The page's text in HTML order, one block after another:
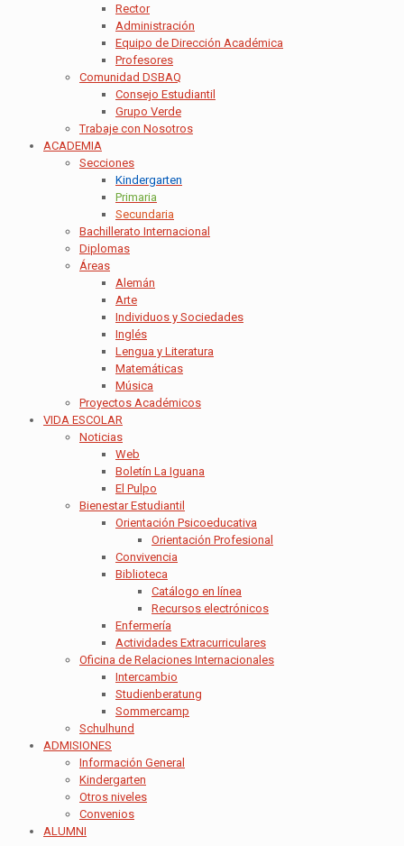
Rector
Administración
Equipo de Dirección Académica
Profesores
Comunidad DSBAQ
Consejo Estudiantil
Grupo Verde
Trabaje con Nosotros
ACADEMIA
Secciones
Kindergarten
Primaria
Secundaria
Bachillerato Internacional
Diplomas
Áreas
Alemán
Arte
Individuos y Sociedades
Inglés
Lengua y Literatura
Matemáticas
Música
Proyectos Académicos
VIDA ESCOLAR
Noticias
Web
Boletín La Iguana
El Pulpo
Bienestar Estudiantil
Orientación Psicoeducativa
Orientación Profesional
Convivencia
Biblioteca
Catálogo en línea
Recursos electrónicos
Enfermería
Actividades Extracurriculares
Oficina de Relaciones Internacionales
Intercambio
Studienberatung
Sommercamp
Schulhund
ADMISIONES
Información General
Kindergarten
Otros niveles
Convenios
ALUMNI